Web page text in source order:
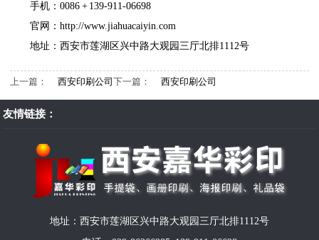
手机：0086 + 139-911-06698
官网：http://www.jiahuacaiyin.com
地址：西安市莲湖区兴中路大观园三厅北排1112号
上一篇： 西安印刷公司下一篇： 西安印刷公司
友情链接：
地址：西安市莲湖区兴中路大观园三厅北排1112号